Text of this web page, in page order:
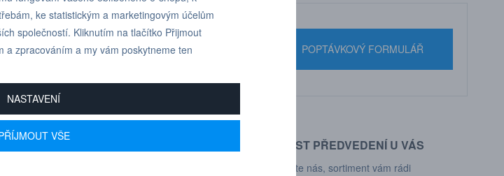
+420 731 517 942 POPTÁVKOVÝ FORMULÁŘ
AUTORIZOVANÝ DEALER MOŽNOST PŘEDVEDENÍ U VÁS
Kontaktujte nás, sortiment vám rádi
ke statistickým a marketingovým účelům
společností. Kliknutím na tlačítko Přijmout
a zpracováním a my vám poskytneme ten
NASTAVENÍ
VŠE